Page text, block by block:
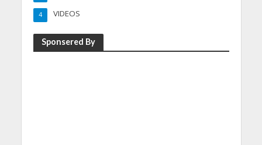
VIDEOS
4
Sponsered By